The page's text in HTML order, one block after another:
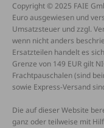
Copyright © 2025 FAIE
Euro ausgewiesen und
Umsatzsteuer und zzgl.
wenn nicht anders
Ersatzteilen handelt es
Grenze von 149 EUR gilt
Frachtpauschalen (sind
sowie Express-Versand
Die auf dieser Website
ganz oder teilweise mit